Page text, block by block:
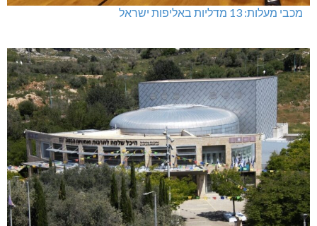
מכבי מעלות: 13 מדליות באליפות ישראל